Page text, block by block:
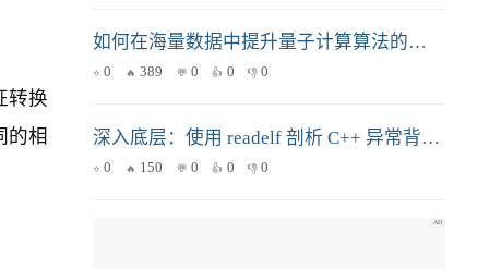
转换
的相
如何在海量数据中提升量子计算算法的优化效率？
0 389 0 0 0
深入底层：使用 readelf 剖析 C++ 异常背后的 .eh_frame 机制
0 150 0 0 0